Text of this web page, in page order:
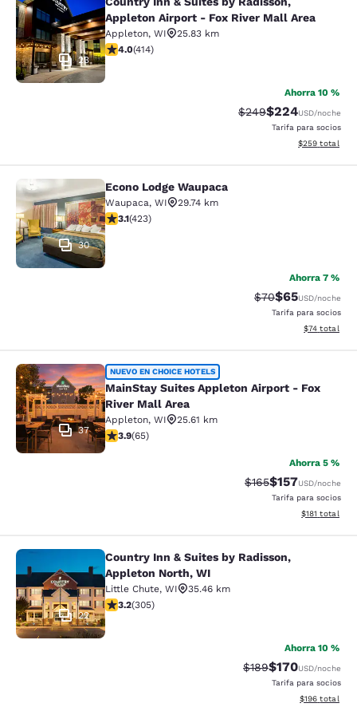
Country Inn & Suites by Radisson,
23
Appleton Airport - Fox River Mall Area
Appleton, WI
25.83 km
calificación de 3.96 estrellas. Bueno. 414 reseñas
4.0(414)
Ahorra 10 %
Precio tachado:
$249Precio con
$224USD/noche
Tarifa para socios
Ver detalles
$259 total
Econo Lodge Waupaca
30
Econo Lodge Waupaca
Waupaca, WI
29.74 km
calificación de 3.12 estrellas. Bueno. 423 reseñas
3.1(423)
Ahorra 7 %
Precio tachado:
$70Precio con
$65USD/noche
Tarifa para socios
Ver detalles
$74 total
MainStay Suites Appleton Airport -
37
NUEVO EN CHOICE HOTELS
MainStay Suites Appleton Airport - Fox
River Mall Area
Appleton, WI
25.61 km
calificación de 3.88 estrellas. Bueno. 65 reseñas
3.9(65)
Ahorra 5 %
Precio tachado:
$165Precio con
$157USD/noche
Tarifa para socios
Ver detalles
$181 total
Country Inn & Suites by Radisson,
22
Country Inn & Suites by Radisson,
Appleton North, WI
Little Chute, WI
35.46 km
calificación de 3.24 estrellas. Bueno. 305 reseñas
3.2(305)
Ahorra 10 %
Precio tachado:
$189Precio con
$170USD/noche
Tarifa para socios
Ver detalles
$196 total